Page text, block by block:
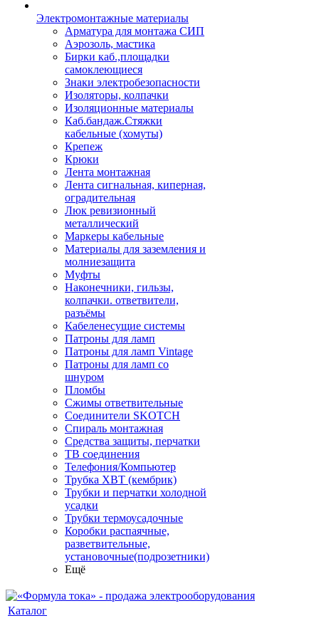
Электромонтажные материалы
Арматура для монтажа СИП
Аэрозоль, мастика
Бирки каб.,площадки
самоклеющиеся
Знаки электробезопасности
Изоляторы, колпачки
Изоляционные материалы
Каб.бандаж.Стяжки
кабельные (хомуты)
Крепеж
Крюки
Лента монтажная
Лента сигнальная, киперная,
оградительная
Люк ревизионный
металлический
Маркеры кабельные
Материалы для заземления и
молниезащита
Муфты
Наконечники, гильзы,
колпачки. ответвители,
разъёмы
Кабеленесущие системы
Патроны для ламп
Патроны для ламп Vintage
Патроны для ламп со
шнуром
Пломбы
Сжимы ответвительные
Соединители SKOTCH
Спираль монтажная
Средства защиты, перчатки
ТВ соединения
Телефония/Компьютер
Трубка ХВТ (кембрик)
Трубки и перчатки холодной
усадки
Трубки термоусадочные
Коробки распаячные,
разветвительные,
установочные(подрозетники)
Ещё
Каталог